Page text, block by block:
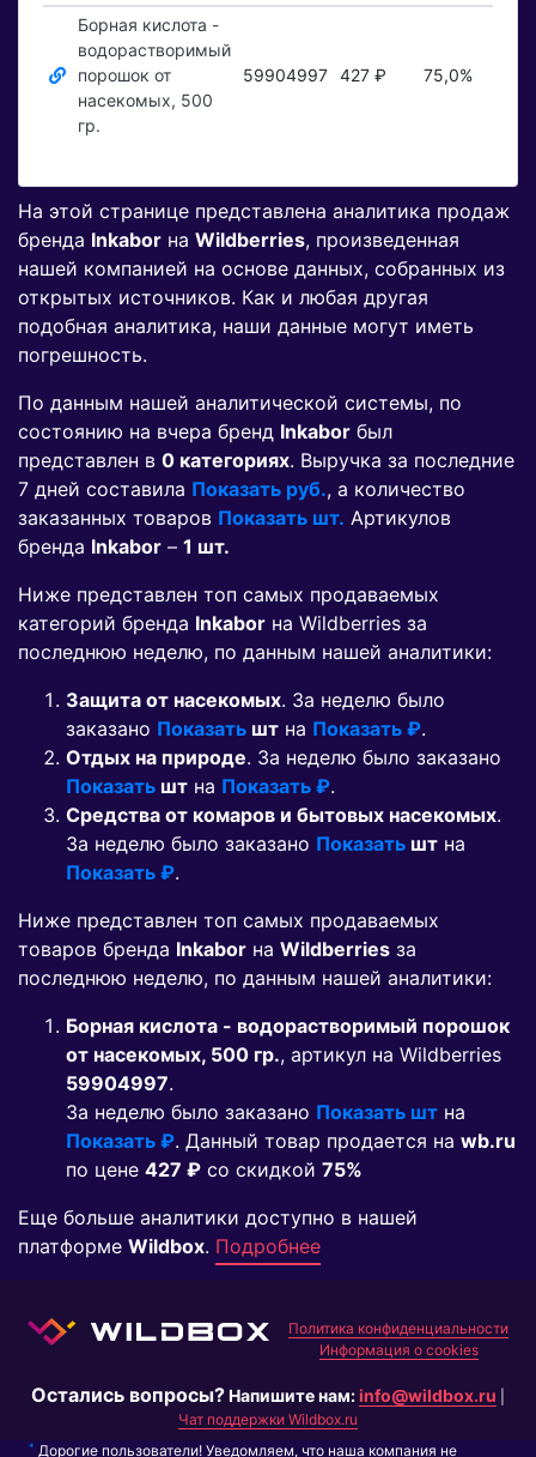
Борная кислота -
водорастворимый
порошок от
насекомых, 500
гр.
59904997 427 ₽ 75,0%
На этой странице представлена аналитика продаж
бренда Inkabor на Wildberries, произведенная
нашей компанией на основе данных, собранных из
открытых источников. Как и любая другая
подобная аналитика, наши данные могут иметь
погрешность.
По данным нашей аналитической системы, по
состоянию на вчера бренд Inkabor был
представлен в 0 категориях. Выручка за последние
7 дней составила Показать руб., а количество
заказанных товаров Показать шт. Артикулов
бренда Inkabor – 1 шт.
Ниже представлен топ самых продаваемых
категорий бренда Inkabor на Wildberries за
последнюю неделю, по данным нашей аналитики:
Защита от насекомых. За неделю было
заказано Показать шт на Показать ₽.
Отдых на природе. За неделю было заказано
Показать шт на Показать ₽.
Средства от комаров и бытовых насекомых.
За неделю было заказано Показать шт на
Показать ₽.
Ниже представлен топ самых продаваемых
товаров бренда Inkabor на Wildberries за
последнюю неделю, по данным нашей аналитики:
Борная кислота - водорастворимый порошок
от насекомых, 500 гр., артикул на Wildberries
59904997.
За неделю было заказано Показать шт на
Показать ₽. Данный товар продается на wb.ru
по цене 427 ₽ co скидкой 75%
Еще больше аналитики доступно в нашей
платформе Wildbox. Подробнее
Политика конфиденциальности
Информация о cookies
Остались вопросы?Напишите нам:info@wildbox.ru
Чат поддержки Wildbox.ru
* Дорогие пользователи! Уведомляем, что наша компания не